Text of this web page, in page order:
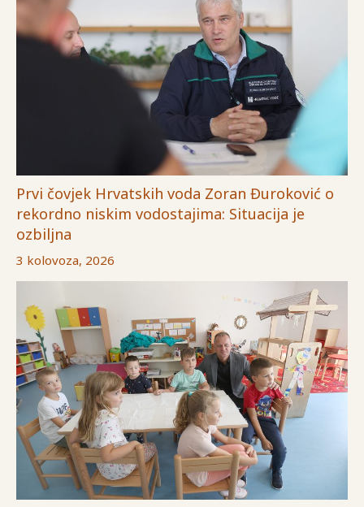
Prvi čovjek Hrvatskih voda Zoran Đuroković o
rekordno niskim vodostajima: Situacija je
ozbiljna
3 kolovoza, 2026